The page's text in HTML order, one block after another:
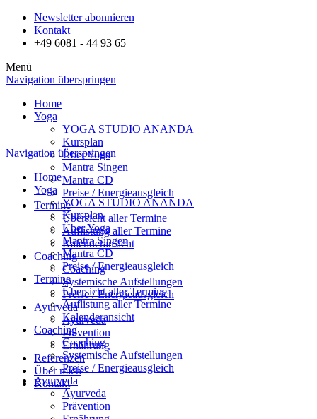
Newsletter abonnieren
Kontakt
+49 6081 - 44 93 65
Menü
Navigation überspringen
Home
Yoga
YOGA STUDIO ANANDA
Kursplan
Über Yoga
Mantra Singen
Mantra CD
Preise / Energieausgleich
Termine
Übersicht aller Termine
Auflistung aller Termine
Kalenderansicht
Coaching
Coaching
Systemische Aufstellungen
Preise / Energieausgleich
Ayurveda
Ayurveda
Prävention
Ernährung
Referenzen
Über mich
Kontakt
Navigation überspringen
Home
Yoga
YOGA STUDIO ANANDA
Kursplan
Über Yoga
Mantra Singen
Mantra CD
Preise / Energieausgleich
Termine
Übersicht aller Termine
Auflistung aller Termine
Kalenderansicht
Coaching
Coaching
Systemische Aufstellungen
Preise / Energieausgleich
Ayurveda
Ayurveda
Prävention